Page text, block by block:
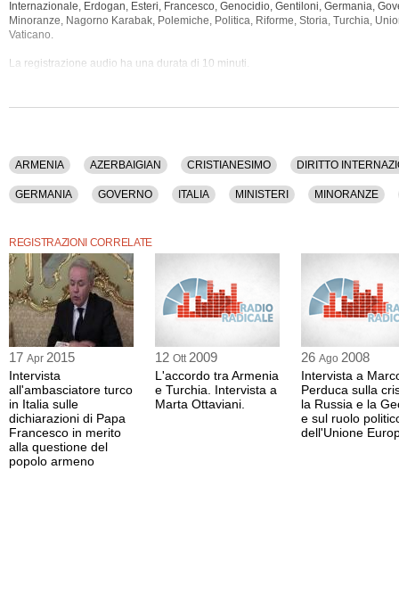
Internazionale, Erdogan, Esteri, Francesco, Genocidio, Gentiloni, Germania,
Minoranze, Nagorno Karabak, Polemiche, Politica, Riforme, Storia, Turchia,
Vaticano.
La registrazione audio ha una durata di 10 minuti.
ARMENIA AZERBAIGIAN CRISTIANESIMO DIRITTO
GERMANIA GOVERNO ITALIA MINISTERI MINORANZE
REGISTRAZIONI CORRELATE
17 Apr 2015
Intervista
all'ambasciatore turco
in Italia sulle
dichiarazioni di Papa
Francesco in merito
alla questione del
popolo armeno
12 Ott 2009
L'accordo tra Armenia
e Turchia. Intervista a
Marta Ottaviani.
26 Ago 2008
Intervista a
Perduca sulla
la Russia e la
e sul ruolo
dell'Unione